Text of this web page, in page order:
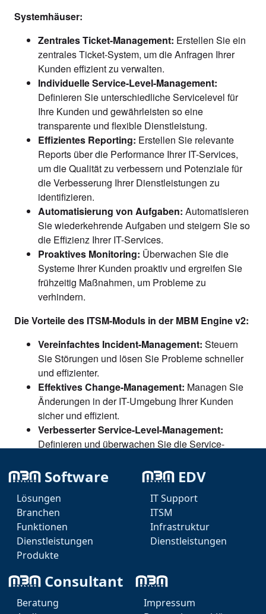
Systemhäuser:
Zentrales Ticket-Management: Erstellen Sie ein
zentrales Ticket-System, um die Anfragen Ihrer
Kunden effizient zu verwalten.
Individuelle Service-Level-Management:
Definieren Sie unterschiedliche Servicelevel für
Ihre Kunden und gewährleisten so eine
transparente und flexible Dienstleistung.
Effizientes Reporting: Erstellen Sie relevante
Reports über die Performance Ihrer IT-Services,
um die Qualität zu verbessern und Potenziale für
die Verbesserung Ihrer Dienstleistungen zu
identifizieren.
Automatisierung von Aufgaben: Automatisieren
Sie wiederkehrende Aufgaben und steigern Sie so
die Effizienz Ihrer IT-Services.
Proaktives Monitoring: Überwachen Sie die
Systeme Ihrer Kunden proaktiv und ergreifen Sie
frühzeitig Maßnahmen, um Probleme zu
verhindern.
Die Vorteile des ITSM-Moduls in der MBM Engine v2:
Vereinfachtes Incident-Management: Steuern
Sie Störungen und lösen Sie Probleme schneller
und effizienter.
Effektives Change-Management: Managen Sie
Änderungen in der IT-Umgebung Ihrer Kunden
sicher und effizient.
Verbesserter Service-Level-Management:
Definieren und überwachen Sie die Service-
die Kundenzufriedenheit.
Mit der MBM Engine v2 setzen Sie auf ein modernes
und effizientes IT-Management-System, das Ihnen hilft,
Ihre IT-Prozesse zu optimieren und die
Kundenzufriedenheit zu steigern.
Zusätzlich bietet die MBM Engine v2 ein
leistungsstarkes Intranet, das die Zusammenarbeit in IT-
Abteilungen und Systemhäusern vereinfacht und den
Informationsaustausch optimiert.
Software
Lösungen
Branchen
Funktionen
Dienstleistungen
Produkte
EDV
IT Support
ITSM
Infrastruktur
Dienstleistungen
Consultant
Beratung
Impressum